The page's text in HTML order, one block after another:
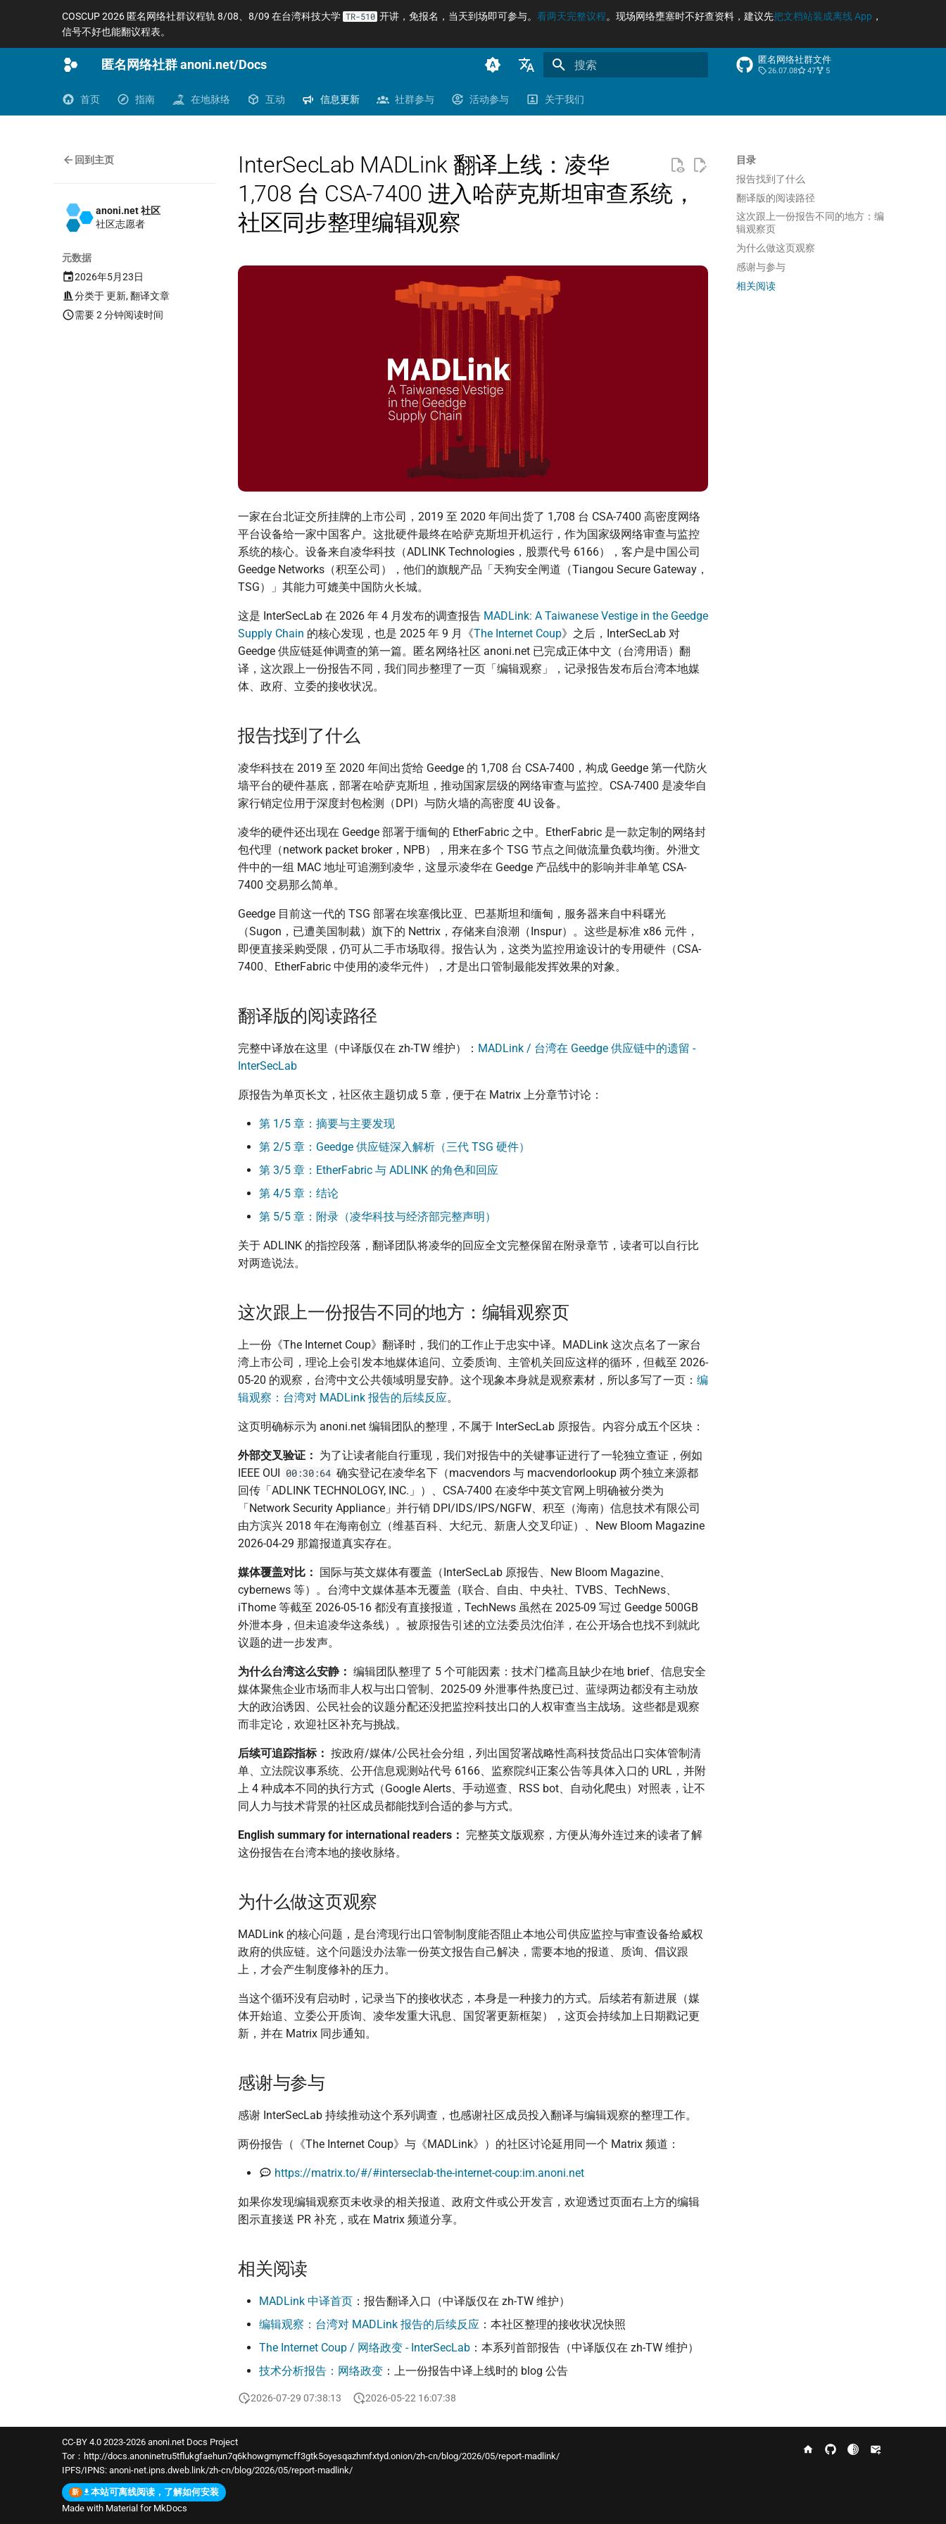
COSCUP 2026 匿名网络社群议程轨 8/08、8/09 在台湾科技大学 TR-510 开讲，免报名，当天到场即可参与。 看两天完整议程。现场网络壅塞时不好查资料，建议先把文档站装成离线 App ，
信号不好也能翻议程表。
匿名网络社群 anoni.net/Docs
臺灣正體（zh-TW）
匿名网络社群文件
26.07.08 47 5
首页 指南 在地脉络 互动 信息更新 社群参与 活动参与 关于我们
目录
报告找到了什么
翻译版的阅读路径
这次跟上一份报告不同的地方：编
辑观察页
为什么做这页观察
感谢与参与
相关阅读
回到主页
anoni.net 社区
社区志愿者
元数据
2026年5月23日
分类于更新,翻译文章
需要 2 分钟阅读时间
InterSecLab MADLink 翻译上线：凌华
1,708 台 CSA-7400 进入哈萨克斯坦审查系统，
社区同步整理编辑观察
一家在台北证交所挂牌的上市公司，2019 至 2020 年间出货了 1,708 台 CSA-7400 高密度网络
平台设备给一家中国客户。这批硬件最终在哈萨克斯坦开机运行，作为国家级网络审查与监控
系统的核心。设备来自凌华科技（ADLINK Technologies，股票代号 6166），客户是中国公司
Geedge Networks（积至公司），他们的旗舰产品「天狗安全闸道（Tiangou Secure Gateway，
TSG）」其能力可媲美中国防火长城。
这是 InterSecLab 在 2026 年 4 月发布的调查报告 MADLink: A Taiwanese Vestige in the Geedge
Supply Chain 的核心发现，也是 2025 年 9 月《The Internet Coup》之后，InterSecLab 对
Geedge 供应链延伸调查的第一篇。匿名网络社区 anoni.net 已完成正体中文（台湾用语）翻
译，这次跟上一份报告不同，我们同步整理了一页「编辑观察」，记录报告发布后台湾本地媒
体、政府、立委的接收状况。
报告找到了什么
凌华科技在 2019 至 2020 年间出货给 Geedge 的 1,708 台 CSA-7400，构成 Geedge 第一代防火
墙平台的硬件基底，部署在哈萨克斯坦，推动国家层级的网络审查与监控。CSA-7400 是凌华自
家行销定位用于深度封包检测（DPI）与防火墙的高密度 4U 设备。
凌华的硬件还出现在 Geedge 部署于缅甸的 EtherFabric 之中。EtherFabric 是一款定制的网络封
包代理（network packet broker，NPB），用来在多个 TSG 节点之间做流量负载均衡。外泄文
件中的一组 MAC 地址可追溯到凌华，这显示凌华在 Geedge 产品线中的影响并非单笔 CSA-
7400 交易那么简单。
Geedge 目前这一代的 TSG 部署在埃塞俄比亚、巴基斯坦和缅甸，服务器来自中科曙光
（Sugon，已遭美国制裁）旗下的 Nettrix，存储来自浪潮（Inspur）。这些是标准 x86 元件，
即便直接采购受限，仍可从二手市场取得。报告认为，这类为监控用途设计的专用硬件（CSA-
7400、EtherFabric 中使用的凌华元件），才是出口管制最能发挥效果的对象。
翻译版的阅读路径
完整中译放在这里（中译版仅在 zh-TW 维护）： MADLink / 台湾在 Geedge 供应链中的遗留 -
InterSecLab
原报告为单页长文，社区依主题切成 5 章，便于在 Matrix 上分章节讨论：
第 1/5 章：摘要与主要发现
第 2/5 章：Geedge 供应链深入解析（三代 TSG 硬件）
第 3/5 章：EtherFabric 与 ADLINK 的角色和回应
第 4/5 章：结论
第 5/5 章：附录（凌华科技与经济部完整声明）
关于 ADLINK 的指控段落，翻译团队将凌华的回应全文完整保留在附录章节，读者可以自行比
对两造说法。
这次跟上一份报告不同的地方：编辑观察页
上一份《The Internet Coup》翻译时，我们的工作止于忠实中译。MADLink 这次点名了一家台
湾上市公司，理论上会引发本地媒体追问、立委质询、主管机关回应这样的循环，但截至 2026-
05-20 的观察，台湾中文公共领域明显安静。这个现象本身就是观察素材，所以多写了一页： 编
辑观察：台湾对 MADLink 报告的后续反应。
这页明确标示为 anoni.net 编辑团队的整理，不属于 InterSecLab 原报告。内容分成五个区块：
外部交叉验证： 为了让读者能自行重现，我们对报告中的关键事证进行了一轮独立查证，例如
IEEE OUI
00:30:64 确实登记在凌华名下（macvendors 与 macvendorlookup 两个独立来源都
回传「ADLINK TECHNOLOGY, INC.」）、CSA-7400 在凌华中英文官网上明确被分类为
「Network Security Appliance」并行销 DPI/IDS/IPS/NGFW、积至（海南）信息技术有限公司
由方滨兴 2018 年在海南创立（维基百科、大纪元、新唐人交叉印证）、New Bloom Magazine
2026-04-29 那篇报道真实存在。
媒体覆盖对比：
国际与英文媒体有覆盖（InterSecLab 原报告、New Bloom Magazine、
cybernews 等）。台湾中文媒体基本无覆盖（联合、自由、中央社、TVBS、TechNews、
iThome 等截至 2026-05-16 都没有直接报道，TechNews 虽然在 2025-09 写过 Geedge 500GB
外泄本身，但未追凌华这条线）。被原报告引述的立法委员沈伯洋，在公开场合也找不到就此
议题的进一步发声。
为什么台湾这么安静： 编辑团队整理了 5 个可能因素：技术门槛高且缺少在地 brief、信息安全
媒体聚焦企业市场而非人权与出口管制、2025-09 外泄事件热度已过、蓝绿两边都没有主动放
大的政治诱因、公民社会的议题分配还没把监控科技出口的人权审查当主战场。这些都是观察
而非定论，欢迎社区补充与挑战。
后续可追踪指标： 按政府/媒体/公民社会分组，列出国贸署战略性高科技货品出口实体管制清
单、立法院议事系统、公开信息观测站代号 6166、监察院纠正案公告等具体入口的 URL，并附
上 4 种成本不同的执行方式（Google Alerts、手动巡查、RSS bot、自动化爬虫）对照表，让不
同人力与技术背景的社区成员都能找到合适的参与方式。
English summary for international readers： 完整英文版观察，方便从海外连过来的读者了解
这份报告在台湾本地的接收脉络。
为什么做这页观察
MADLink 的核心问题，是台湾现行出口管制制度能否阻止本地公司供应监控与审查设备给威权
政府的供应链。这个问题没办法靠一份英文报告自己解决，需要本地的报道、质询、倡议跟
上，才会产生制度修补的压力。
当这个循环没有启动时，记录当下的接收状态，本身是一种接力的方式。后续若有新进展（媒
体开始追、立委公开质询、凌华发重大讯息、国贸署更新框架），这页会持续加上日期戳记更
新，并在 Matrix 同步通知。
感谢与参与
感谢 InterSecLab 持续推动这个系列调查，也感谢社区成员投入翻译与编辑观察的整理工作。
两份报告（《The Internet Coup》与《MADLink》）的社区讨论延用同一个 Matrix 频道：
https://matrix.to/#/#interseclab-the-internet-coup:im.anoni.net
如果你发现编辑观察页未收录的相关报道、政府文件或公开发言，欢迎透过页面右上方的编辑
图示直接送 PR 补充，或在 Matrix 频道分享。
相关阅读
MADLink 中译首页 ：报告翻译入口（中译版仅在 zh-TW 维护）
编辑观察：台湾对 MADLink 报告的后续反应 ：本社区整理的接收状况快照
The Internet Coup / 网络政变 - InterSecLab ：本系列首部报告（中译版仅在 zh-TW 维护）
技术分析报告：网络政变 ：上一份报告中译上线时的 blog 公告
2026-07-29 07:38:13 2026-05-22 16:07:38
CC-BY 4.0 2023-2026 anoni.net Docs Project
Tor： http://docs.anoninetru5tflukgfaehun7q6khowgmymcff3gtk5oyesqazhmfxtyd.onion/zh-cn/blog/2026/05/report-madlink/
IPFS/IPNS: anoni-net.ipns.dweb.link/zh-cn/blog/2026/05/report-madlink/
本站可离线阅读，了解如何安装
Made with Material for MkDocs